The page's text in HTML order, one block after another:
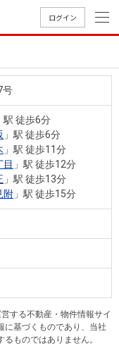
ログイン
中古
を探
す
相
西）
覧
ニュース
号
駅 徒歩6分
」駅 徒歩6分
」駅 徒歩11分
目 」駅 徒歩12分
」駅 徒歩13分
附 」駅 徒歩15分
する不動産・物件情報サイ
に基づくものであり、当社
ものではありません。